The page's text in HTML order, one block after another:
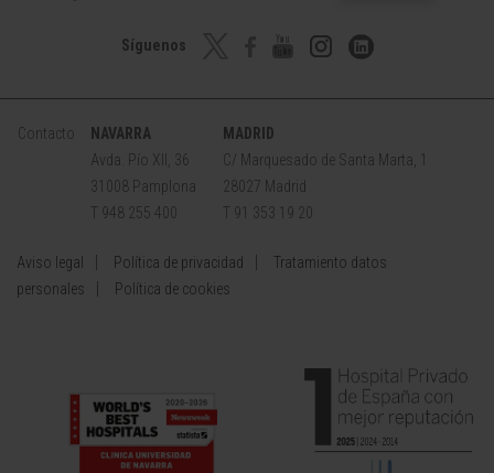
Síguenos
Contacto
NAVARRA
Avda. Pío XII, 36
31008 Pamplona
T 948 255 400
MADRID
C/ Marquesado de Santa Marta, 1
28027 Madrid
T 91 353 19 20
Aviso legal Política de privacidad
Tratamiento datos
personales
Política de cookies